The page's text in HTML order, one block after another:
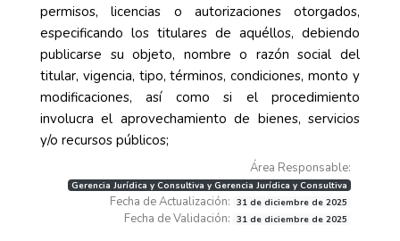
permisos, licencias o autorizaciones otorgados,
especificando los titulares de aquéllos, debiendo
publicarse su objeto, nombre o razón social del
titular, vigencia, tipo, términos, condiciones, monto y
modificaciones, así como si el procedimiento
involucra el aprovechamiento de bienes, servicios
y/o recursos públicos;
Área Responsable:
Gerencia Jurídica y Consultiva y Gerencia Jurídica y Consultiva
Fecha de Actualización: 31 de diciembre de 2025
Fecha de Validación: 31 de diciembre de 2025